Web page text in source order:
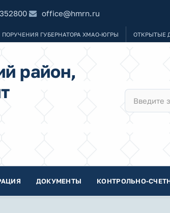
office@hmrn.ru
ПОРУЧЕНИЯ ГУБЕРНАТОРА ХМАО-ЮГРЫ ОТКРЫТЫЕ
район,
ДОКУМЕНТЫ КОНТРОЛЬНО-